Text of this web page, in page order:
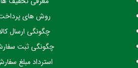
روش های
چگونگی ارسال
چگونگی ثبت
استرداد مبلغ